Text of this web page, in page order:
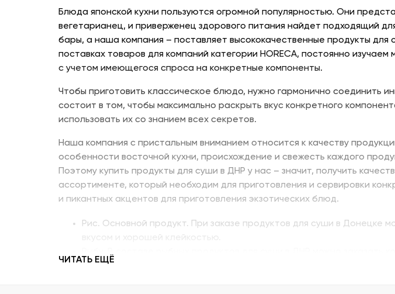
Блюда японской кухни пользуются огромной популярностью. Они
вегетарианец, и приверженец здорового питания найдет подходящий
бары, а наша компания – поставляет высококачественные продукты
поставках товаров для компаний категории HORECA, постоянно
с учетом имеющегося спроса на конкретные компоненты.
Чтобы приготовить классическое блюдо, нужно гармонично соединить
состоит в том, чтобы максимально раскрыть вкус конкретного
использовать их со знанием всех секретов.
Наша компания с пристальным вниманием относится к качеству
особенности восточной кухни, происхождение и свежесть каждого
Поэтому купить продукты для суши в ДНР у нас – значит, получить
ассортименте, который необходим для приготовления и сервировки
и пикантных акцентов для приготовления экзотических блюд.
Рис. Основной продукт. При заказе продуктов для суши в Донецке
Рыбу. В составе рыбных продуктов для суши в ДНР можно заказать
напоминающий сладкое мясо угря, окунь изумидай – вкусный и
ЧИТАТЬ ЕЩЁ